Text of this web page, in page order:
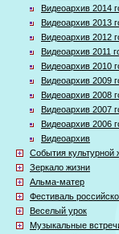
Видеоархив 2014
Видеоархив 2013
Видеоархив 2012
Видеоархив 2011
Видеоархив 2010
Видеоархив 2009
Видеоархив 2008
Видеоархив 2007
Видеоархив 2006
Видеоархив
События культурной
Зеркало жизни
Альма-матер
Фестиваль
Веселый урок
Музыкальные